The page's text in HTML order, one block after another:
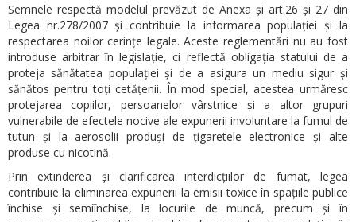
Semnele respectă modelul prevăzut de Anexa și art.26 și 27 din
Legea nr.278/2007 și contribuie la informarea populației și la
respectarea noilor cerințe legale. Aceste reglementări nu au fost
introduse arbitrar în legislație, ci reflectă obligația statului de a
proteja sănătatea populației și de a asigura un mediu sigur și
sănătos pentru toți cetățenii. În mod special, acestea urmăresc
protejarea copiilor, persoanelor vârstnice și a altor grupuri
vulnerabile de efectele nocive ale expunerii involuntare la fumul de
tutun și la aerosolii produși de țigaretele electronice și alte
produse cu nicotină.
Prin extinderea și clarificarea interdicțiilor de fumat, legea
contribuie la eliminarea expunerii la emisii toxice în spațiile publice
închise și semiînchise, la locurile de muncă, precum și în